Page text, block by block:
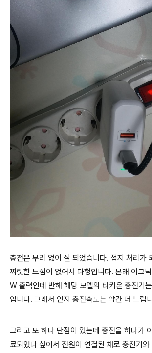
충전은 무리 없이 잘 되었습니다. 접지 처리가
찌릿한 느낌이 없어서 다행입니다. 본래 이그
W 출력인데 반해 해당 모델의 타키온 충전기
입니다. 그래서 인지 충전속도는 약간 더 느립
그리고 또 하나 단점이 있는데 충전을 하다가
료되었다 싶어서 전원이 연결된 채로 충전기와